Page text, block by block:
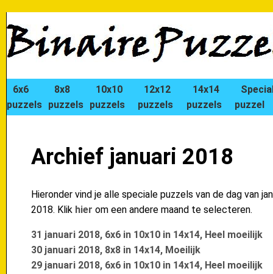
6x6
puzzels
8x8
puzzels
10x10
puzzels
12x12
puzzels
14x14
puzzels
puzzel
Archief januari 2018
Hieronder vind je alle speciale puzzels van de dag van
2018. Klik hier om een andere maand te selecteren.
31 januari 2018, 6x6 in 10x10 in 14x14, Heel moeilijk
30 januari 2018, 8x8 in 14x14, Moeilijk
29 januari 2018, 6x6 in 10x10 in 14x14, Heel moeilijk